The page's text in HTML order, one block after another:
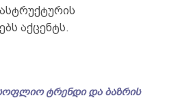
აქცენტს.
ტრენდი და ბაზრის